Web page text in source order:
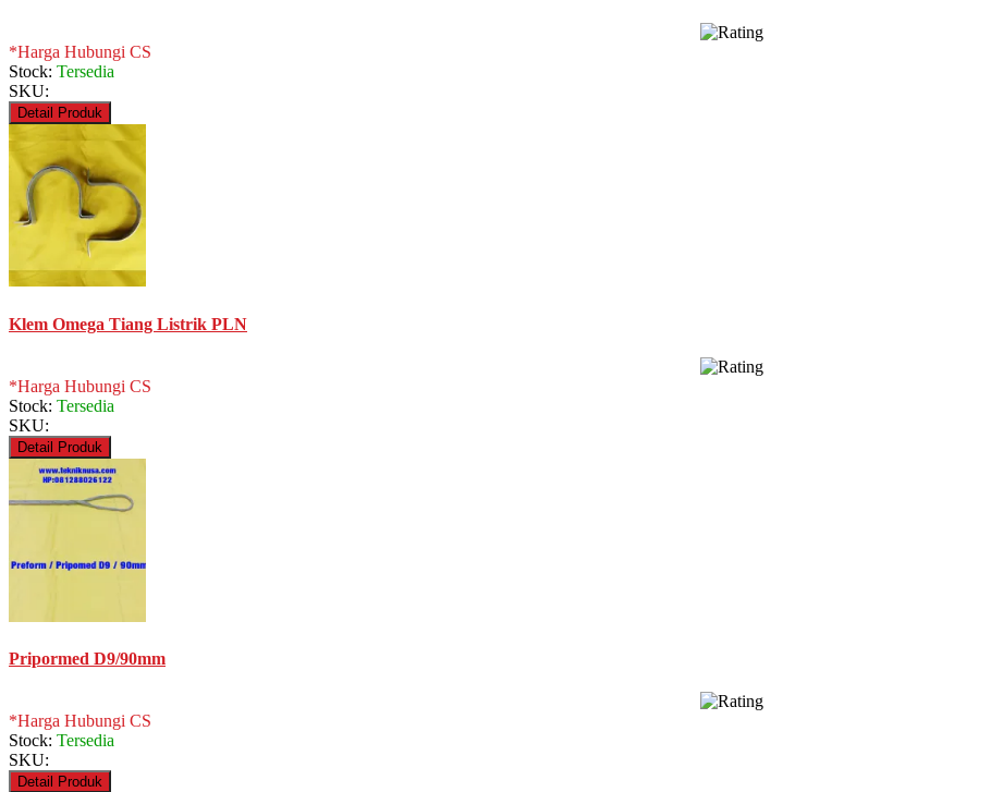
*Harga Hubungi CS
Stock: Tersedia
SKU:
Detail Produk
Klem Omega Tiang Listrik PLN
*Harga Hubungi CS
Stock: Tersedia
SKU:
Detail Produk
Pripormed D9/90mm
*Harga Hubungi CS
Stock: Tersedia
SKU:
Detail Produk